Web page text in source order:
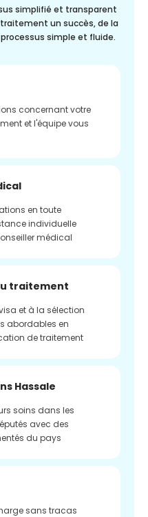
simplifié et transparent
un succès, de la
simple et fluide.
concernant votre
et l'équipe vous
en toute
individuelle
médical
traitement
et à la sélection
abordables en
de traitement
Hassale
soins dans les
avec des
du pays
sans tracas